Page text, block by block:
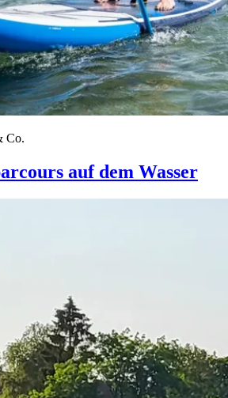
Co.
auf dem Wasser